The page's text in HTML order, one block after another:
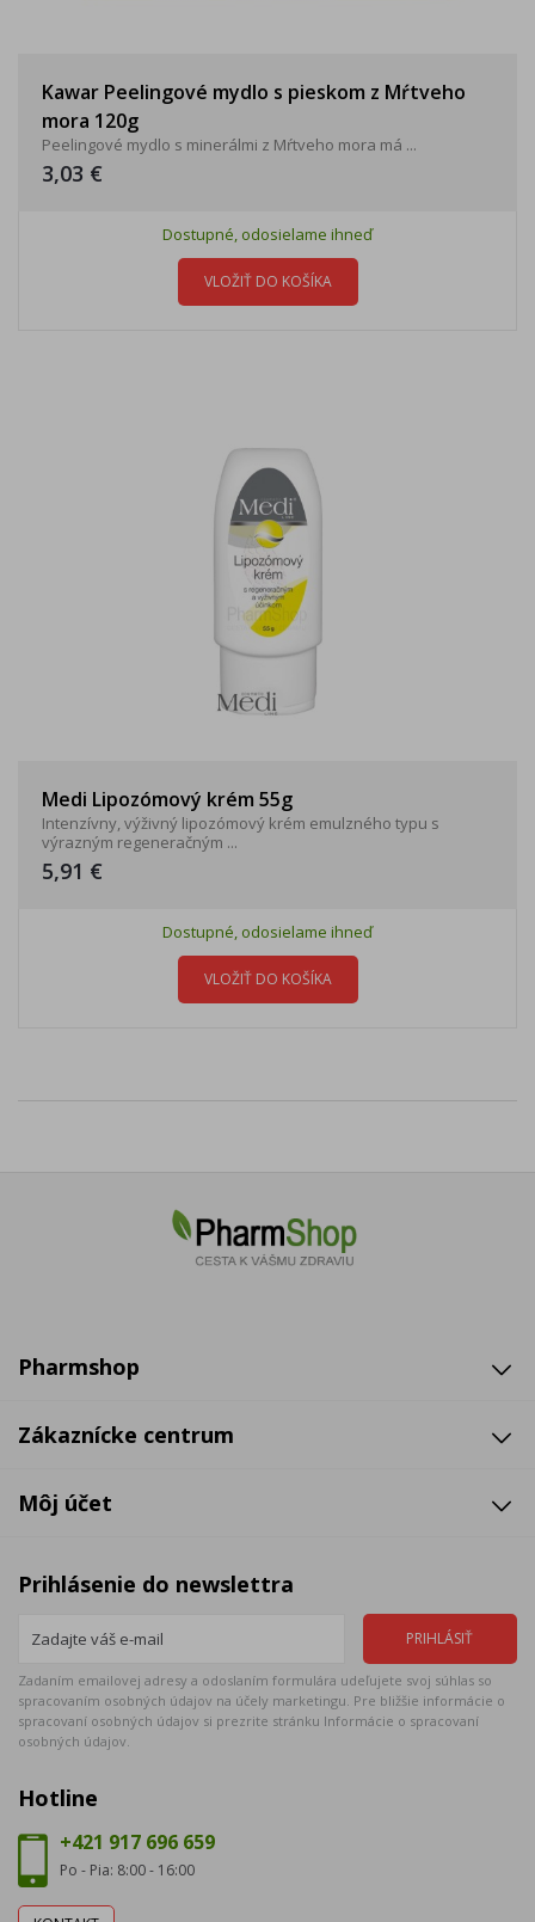
Kawar Peelingové mydlo s pieskom z Mŕtveho
mora 120g
Peelingové mydlo s minerálmi z Mŕtveho mora má ...
3,03 €
Dostupné, odosielame ihneď
VLOŽIŤ DO KOŠÍKA
Medi Lipozómový krém 55g
Intenzívny, výživný lipozómový krém emulzného typu s
výrazným regeneračným ...
5,91 €
Dostupné, odosielame ihneď
VLOŽIŤ DO KOŠÍKA
Pharmshop
Zákaznícke centrum
Môj účet
Prihlásenie do newslettra
Zadaním emailovej adresy a odoslaním formulára udeľujete svoj súhlas so
spracovaním osobných údajov na účely marketingu. Pre bližšie informácie o
spracovaní osobných údajov si prezrite stránku Informácie o spracovaní
osobných údajov.
Hotline
+421 917 696 659
Po - Pia: 8:00 - 16:00